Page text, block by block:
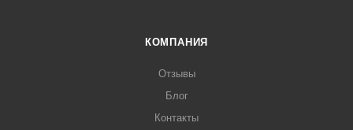
КОМПАНИЯ
Отзывы
Блог
Контакты